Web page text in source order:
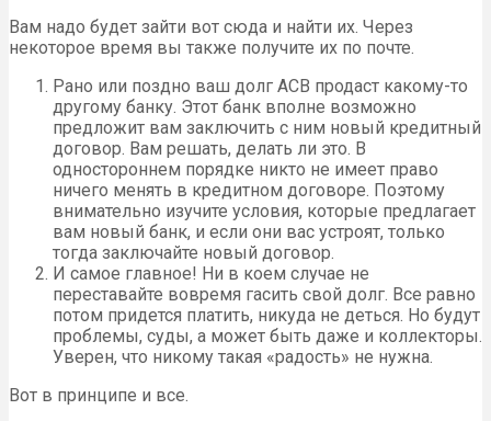
Вам надо будет зайти вот сюда и найти их. Через
некоторое время вы также получите их по почте.
Рано или поздно ваш долг АСВ продаст какому-то
другому банку. Этот банк вполне возможно
предложит вам заключить с ним новый кредитный
договор. Вам решать, делать ли это. В
одностороннем порядке никто не имеет право
ничего менять в кредитном договоре. Поэтому
внимательно изучите условия, которые предлагает
вам новый банк, и если они вас устроят, только
тогда заключайте новый договор.
И самое главное! Ни в коем случае не
переставайте вовремя гасить свой долг. Все равно
потом придется платить, никуда не деться. Но будут
проблемы, суды, а может быть даже и коллекторы.
Уверен, что никому такая «радость» не нужна.
Вот в принципе и все.